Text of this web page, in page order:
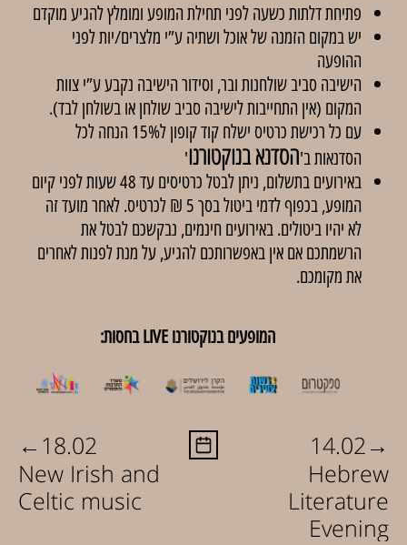
פתיחת דלתות כשעה לפני תחילת המופע ומומלץ להגיע מוקדם
יש במקום הזמנה של אוכל ושתיה ע”י מלצרים/יות לפני
ההופעה
הישיבה סביב שולחנות ובר, וסידור הישיבה נקבע ע”י צוות
המקום (אין התחייבות לישיבה סביב שולחן או בשולחן לבד).
עם כל רכישת כרטיס ישלח קוד קופון ל15% הנחה לכל
הסדנאות ב'הסדנא בנוקטורנו'
באירועים בתשלום, ניתן לבטל כרטיסים עד 48 שעות לפני קיום
המופע, בכפוף לדמי ביטול בסך 5 ₪ לכרטיס. לאחר מועד זה
לא יהיו ביטולים. באירועים חינמים, נבקשכם לבטל את
הרשמתכם אם אין באפשרותכם להגיע, על מנת לפנות לאחרים
את מקומכם.
המופעים בנוקטורנו LIVE בחסות:
← 18.02
New Irish and
Celtic music
14.02→
Hebrew
Literature
Evening